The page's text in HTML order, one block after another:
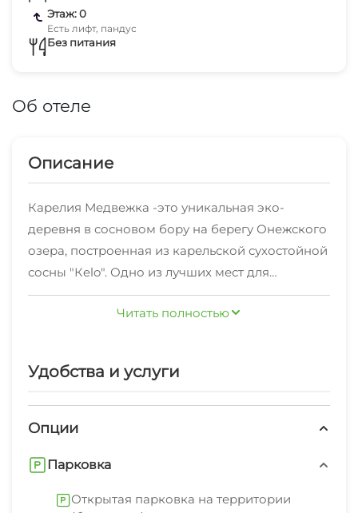
Этаж: 0
Есть лифт, пандус
Без питания
Об отеле
Описание
Карелия Медвежка -это уникальная эко-
деревня в сосновом бору на берегу Онежского
озера, построенная из карельской сухостойной
сосны "Кelo". Одно из лучших мест для
семейного отдыха в Карелии, здесь Вы сможете
отдохнуть от городской суеты, шума машин и
большой компании, так и уютный коттедж для
меблировка позволяет чувствовать себя
сочетаются на фоне природы.
озерах водится приличное количество рыбы, в
Читать полностью
Удобства и услуги
Опции
Парковка
Открытая парковка на территории